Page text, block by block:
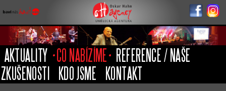
Oskar Hahn
Agency
AKTUALITY CO NABÍZÍME
REFERENCE / NAŠE
ZKUŠENOSTI
KDO JSME
KONTAKT